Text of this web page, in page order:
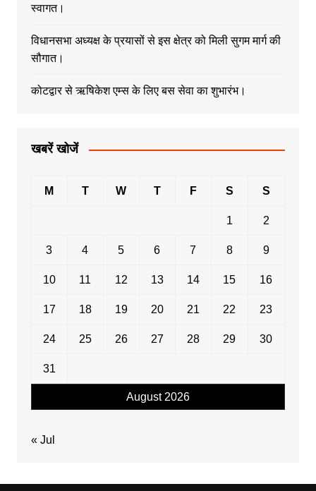
स्वागत।
विधानसभा अध्यक्ष के प्रयासों से इस क्षेत्र को मिली सुगम मार्ग की
सौगात।
कोटद्वार से ऋषिकेश एम्स के लिए बस सेवा का शुभारंभ।
खबरें खोजें
August 2026
M T W T F S S
1 2
3 4 5 6 7 8 9
10 11 12 13 14 15 16
17 18 19 20 21 22 23
24 25 26 27 28 29 30
31
« Jul